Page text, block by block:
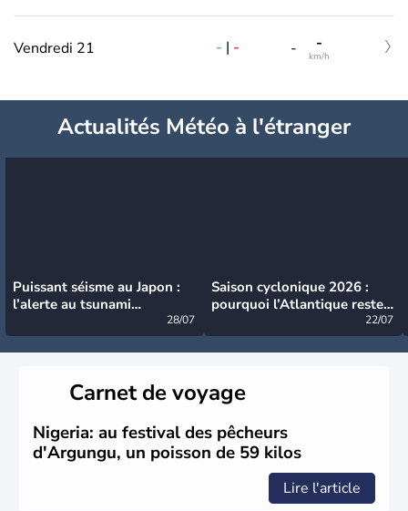
Vendredi 21 - | - - -
km/h
Actualités Météo à l'étranger
Puissant séisme au Japon :
l’alerte au tsunami
28/07
Saison cyclonique 2026 :
pourquoi l’Atlantique reste
22/07
Carnet de voyage
Nigeria: au festival des pêcheurs
d'Argungu, un poisson de 59 kilos
Lire l'article